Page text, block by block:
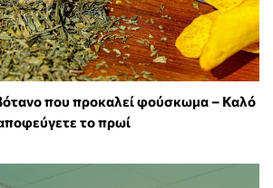
που προκαλεί φούσκωμα – Καλό
το πρωί